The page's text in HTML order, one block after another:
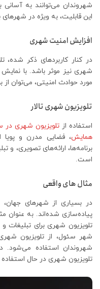
شهروندان می‌توانند به
این قابلیت، به ویژه در
افزایش امنیت شهری
در کنار کاربردهای ذکر شده،
شهری نیز موثر باشد. با
مورد حوادث امنیتی، می‌توان
تلویزیون شهری تالار
استفاده از تلویزیون شهری در
همایش، فضایی مدرن و پویا
برنامه‌ها، ارائه‌های تصویری، و
است.
مثال های واقعی
در بسیاری از شهرهای
پیاده‌سازی شده‌اند. به عنوان
تلویزیون شهری برای تبلیغات
شهر سئول، از تلویزیون
شهروندان استفاده می‌شود.
تلویزیون شهری در حال